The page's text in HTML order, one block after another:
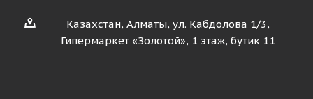
Казахстан, Алматы, ул. Кабдолова 1/3,
Гипермаркет «Золотой», 1 этаж, бутик 11